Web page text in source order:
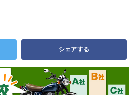
シェアする